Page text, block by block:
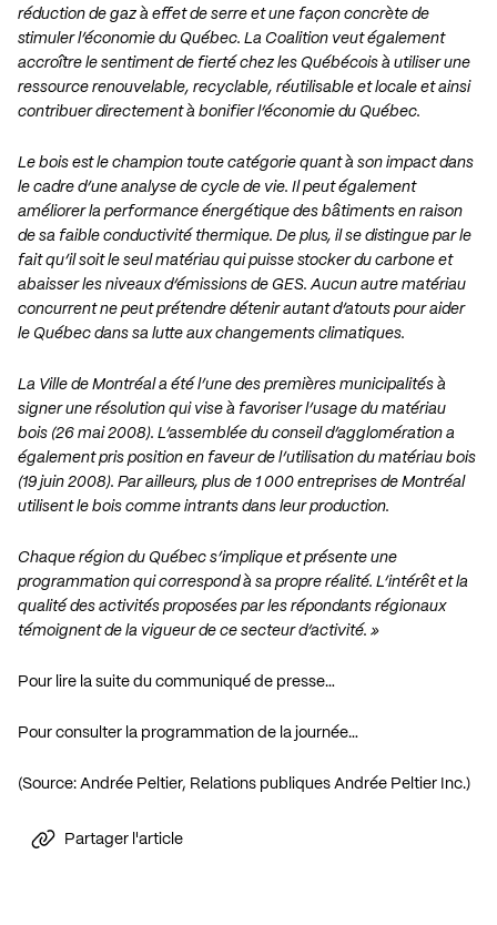
réduction de gaz à effet de serre et une façon concrète de
stimuler l’économie du Québec. La Coalition veut également
accroître le sentiment de fierté chez les Québécois à utiliser une
ressource renouvelable, recyclable, réutilisable et locale et ainsi
contribuer directement à bonifier l’économie du Québec.
Le bois est le champion toute catégorie quant à son impact dans
le cadre d’une analyse de cycle de vie. Il peut également
améliorer la performance énergétique des bâtiments en raison
de sa faible conductivité thermique. De plus, il se distingue par le
fait qu’il soit le seul matériau qui puisse stocker du carbone et
abaisser les niveaux d’émissions de GES. Aucun autre matériau
concurrent ne peut prétendre détenir autant d’atouts pour aider
le Québec dans sa lutte aux changements climatiques.
La Ville de Montréal a été l’une des premières municipalités à
signer une résolution qui vise à favoriser l’usage du matériau
bois (26 mai 2008). L’assemblée du conseil d’agglomération a
également pris position en faveur de l’utilisation du matériau bois
(19 juin 2008). Par ailleurs, plus de 1 000 entreprises de Montréal
utilisent le bois comme intrants dans leur production.
Chaque région du Québec s’implique et présente une
programmation qui correspond à sa propre réalité. L’intérêt et la
qualité des activités proposées par les répondants régionaux
témoignent de la vigueur de ce secteur d’activité. »
Pour lire la suite du communiqué de presse…
Pour consulter la programmation de la journée…
(Source: Andrée Peltier, Relations publiques Andrée Peltier Inc.)
Partager l'article